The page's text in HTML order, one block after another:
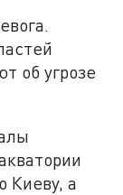
об угрозе
Киеву, а